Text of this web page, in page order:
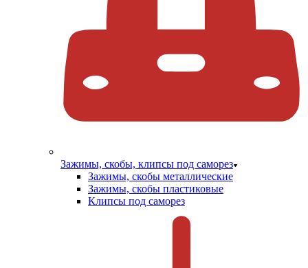
Зажимы, скобы, клипсы под саморез
Зажимы, скобы металлические
Зажимы, скобы пластиковые
Клипсы под саморез